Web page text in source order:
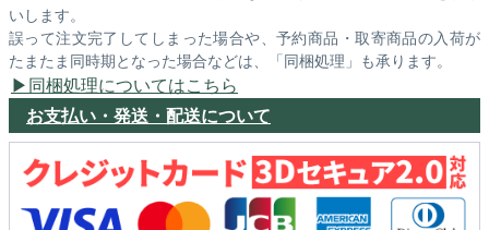
いします。
誤って注文完了してしまった場合や、予約商品・取寄商品の入荷が
たまたま同時期となった場合などは、「同梱処理」も承ります。
同梱処理についてはこちら
お支払い・発送・配送について